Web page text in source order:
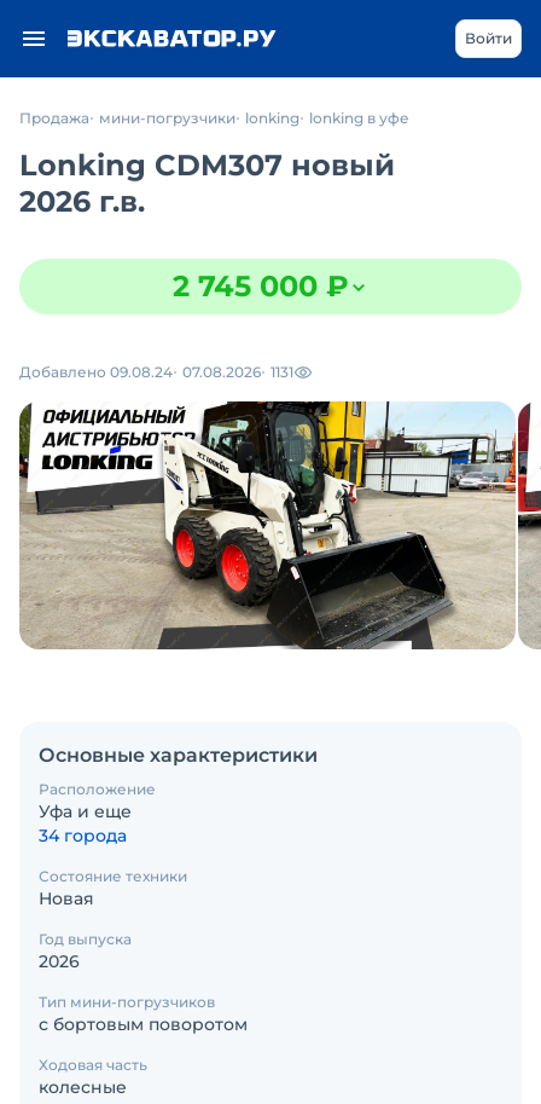
Войти
Продажа мини-погрузчики lonking lonking в уфе
Lonking CDM307 новый
2026 г.в.
2 745 000 ₽
Добавлено 09.08.24 07.08.2026 1131
Основные характеристики
Расположение
Уфа и еще
34 города
Состояние техники
Новая
Год выпуска
2026
Тип мини-погрузчиков
с бортовым поворотом
Ходовая часть
колесные